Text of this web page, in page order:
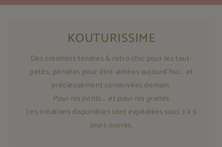
KOUTURISSIME
Des créations tendres & rétro chic pour les tout-
petits, pensées pour être aimées aujourd'hui... et
précieusement conservées demain.
Pour les petits... et pour les grands.
Les créations disponibles sont expédiées sous 3 à 5
jours ouvrés.